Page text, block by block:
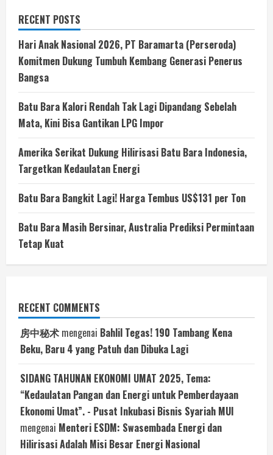
RECENT POSTS
Hari Anak Nasional 2026, PT Baramarta (Perseroda)
Komitmen Dukung Tumbuh Kembang Generasi Penerus
Bangsa
Batu Bara Kalori Rendah Tak Lagi Dipandang Sebelah
Mata, Kini Bisa Gantikan LPG Impor
Amerika Serikat Dukung Hilirisasi Batu Bara Indonesia,
Targetkan Kedaulatan Energi
Batu Bara Bangkit Lagi! Harga Tembus US$131 per Ton
Batu Bara Masih Bersinar, Australia Prediksi Permintaan
Tetap Kuat
RECENT COMMENTS
房中秘术 mengenai Bahlil Tegas! 190 Tambang Kena
Beku, Baru 4 yang Patuh dan Dibuka Lagi
SIDANG TAHUNAN EKONOMI UMAT 2025, Tema:
“Kedaulatan Pangan dan Energi untuk Pemberdayaan
Ekonomi Umat”. - Pusat Inkubasi Bisnis Syariah MUI
mengenai Menteri ESDM: Swasembada Energi dan
Hilirisasi Adalah Misi Besar Energi Nasional